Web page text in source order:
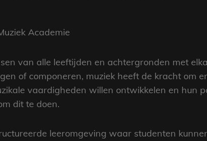
Academie
van alle leeftijden en achtergronden met
of componeren, muziek heeft de kracht om
vaardigheden willen ontwikkelen en hun
dit te doen.
leeromgeving waar studenten